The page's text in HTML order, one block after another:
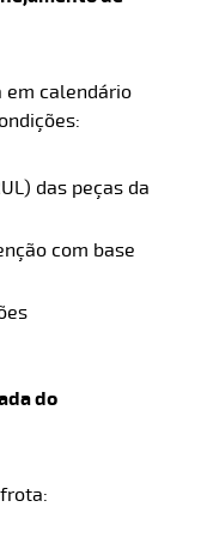
em calendário
das peças da
com base
do